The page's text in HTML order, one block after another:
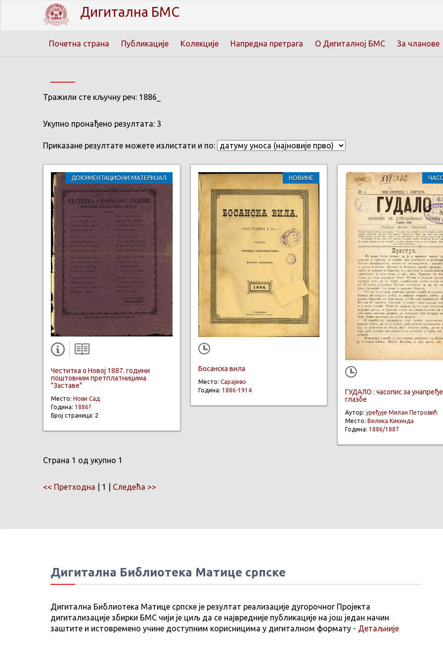
Дигитална БМС
Почетна страна Публикације Колекције Напредна претрага О Дигиталној БМС За чланове
Тражили сте кључну реч: 1886_
Укупно пронађено резултата: 3
Приказане резултате можете излистати и по:
ДОКУМЕНТАЦИОНИ МАТЕРИЈАЛ
Честитка о Новој 1887. години
поштовним претплатницима
"Заставе"
Место: Нови Сад
Година: 1886?
Број страница: 2
НОВИНЕ
Босанска вила
Место: Сарајево
Година: 1886-1914
ГУДАЛО : часопис за
глазбе
Аутор: уређује Милан Петровић
Место: Велика Кикинда
Година: 1886/1887
Страна 1 од укупно 1
<< Претходна | 1 | Следећа >>
Дигитална Библиотека Матице српске
Дигитална Библиотека Матице српске је резултат реализације дугорочног Пројекта
дигитализације збирки БМС чији је циљ да се највредније публикације на још један начин
заштите и истовремено учине доступним корисницима у дигиталном формату - Детаљније